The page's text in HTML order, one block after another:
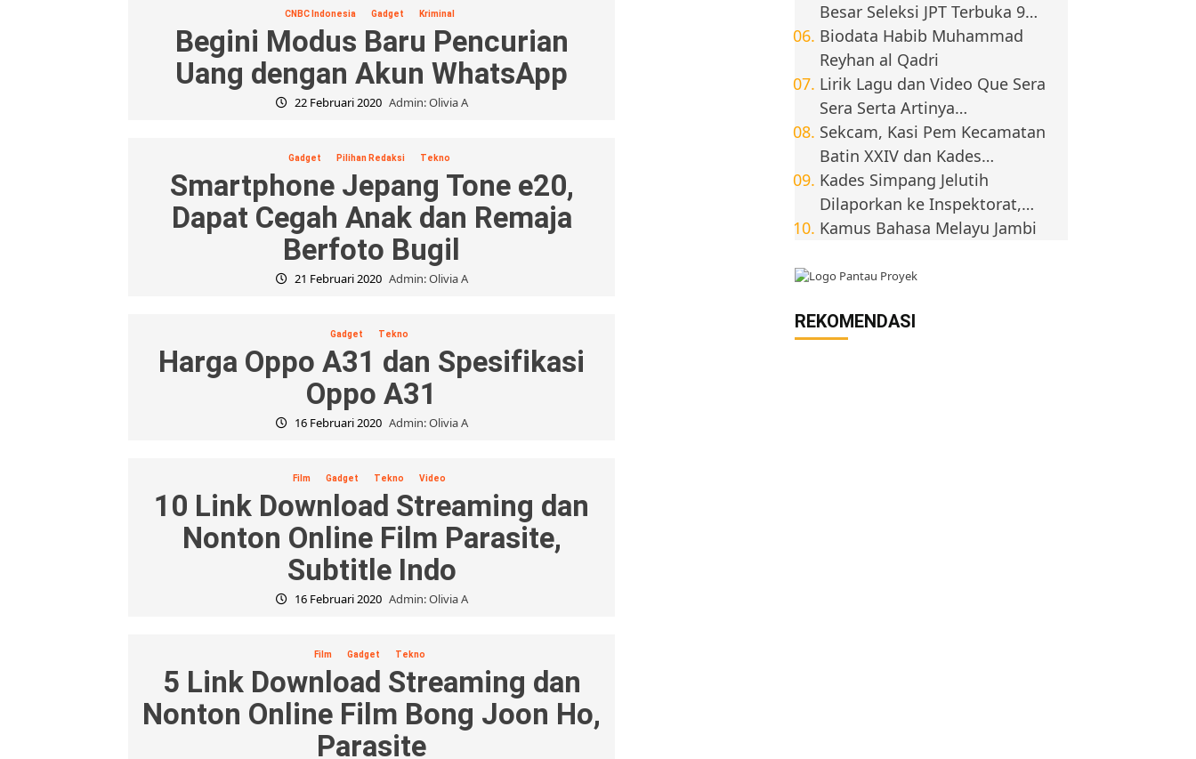
CNBC Indonesia Gadget Kriminal
Begini Modus Baru Pencurian
Uang dengan Akun WhatsApp
22 Februari 2020 Admin: Olivia A
Gadget Pilihan Redaksi Tekno
Smartphone Jepang Tone e20,
Dapat Cegah Anak dan Remaja
Berfoto Bugil
21 Februari 2020 Admin: Olivia A
Gadget Tekno
Harga Oppo A31 dan Spesifikasi
Oppo A31
16 Februari 2020 Admin: Olivia A
Film Gadget Tekno Video
10 Link Download Streaming dan
Nonton Online Film Parasite,
Subtitle Indo
16 Februari 2020 Admin: Olivia A
Film Gadget Tekno
5 Link Download Streaming dan
Nonton Online Film Bong Joon Ho,
Parasite
Besar Seleksi JPT Terbuka 9…
Biodata Habib Muhammad
Reyhan al Qadri
Lirik Lagu dan Video Que Sera
Sera Serta Artinya…
Sekcam, Kasi Pem Kecamatan
Batin XXIV dan Kades…
Kades Simpang Jelutih
Dilaporkan ke Inspektorat,…
Kamus Bahasa Melayu Jambi
REKOMENDASI